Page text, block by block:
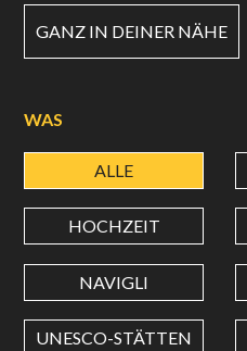
GANZ IN DEINER NÄHE
WAS
ALLE
HOCHZEIT
NAVIGLI
UNESCO-STÄTTEN